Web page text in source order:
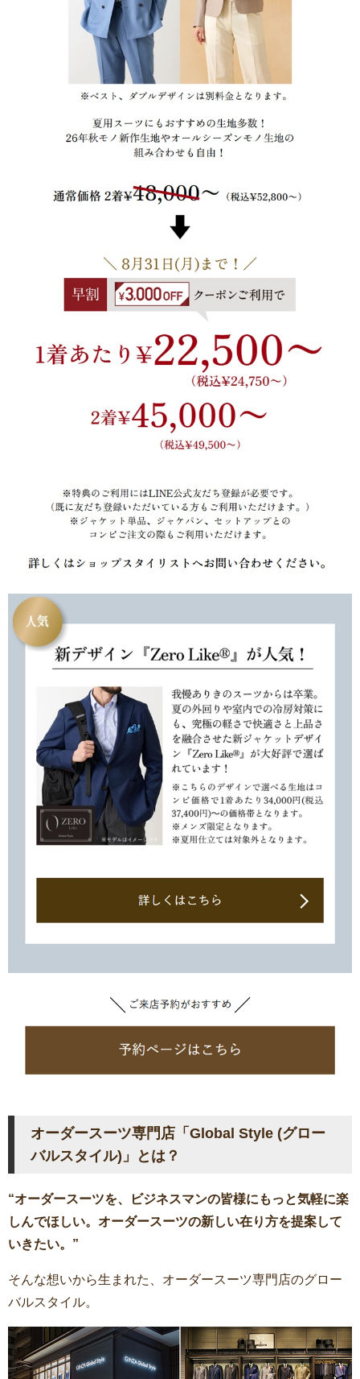
オーダースーツ専門店「Global Style (グロー
バルスタイル)」とは？
“オーダースーツを、ビジネスマンの皆様にもっと気軽に楽
しんでほしい。オーダースーツの新しい在り方を提案して
いきたい。”
そんな想いから生まれた、オーダースーツ専門店のグロー
バルスタイル。